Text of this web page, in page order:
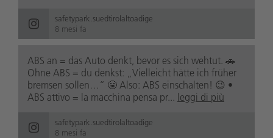
safetypark.suedtirolaltoadige
8 mesi fa
ABS an = das Auto denkt, bevor es sich wehtut. 🚗
Ohne ABS = du denkst: „Vielleicht hätte ich früher
bremsen sollen…“ 😬 Also: ABS einschalten! 😉 •
ABS attivo = la macchina pensa pr... leggi di più
safetypark.suedtirolaltoadige
8 mesi fa